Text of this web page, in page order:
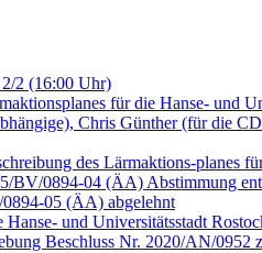
2 (16:00 Uhr)
für die Hanse- und
Chris Günther (für die
des Lärmaktions-
BV/0894-04 (ÄA) Abstimmung
05 (ÄA) abgelehnt
und Universitätsstadt
Beschluss Nr. 2020/AN/